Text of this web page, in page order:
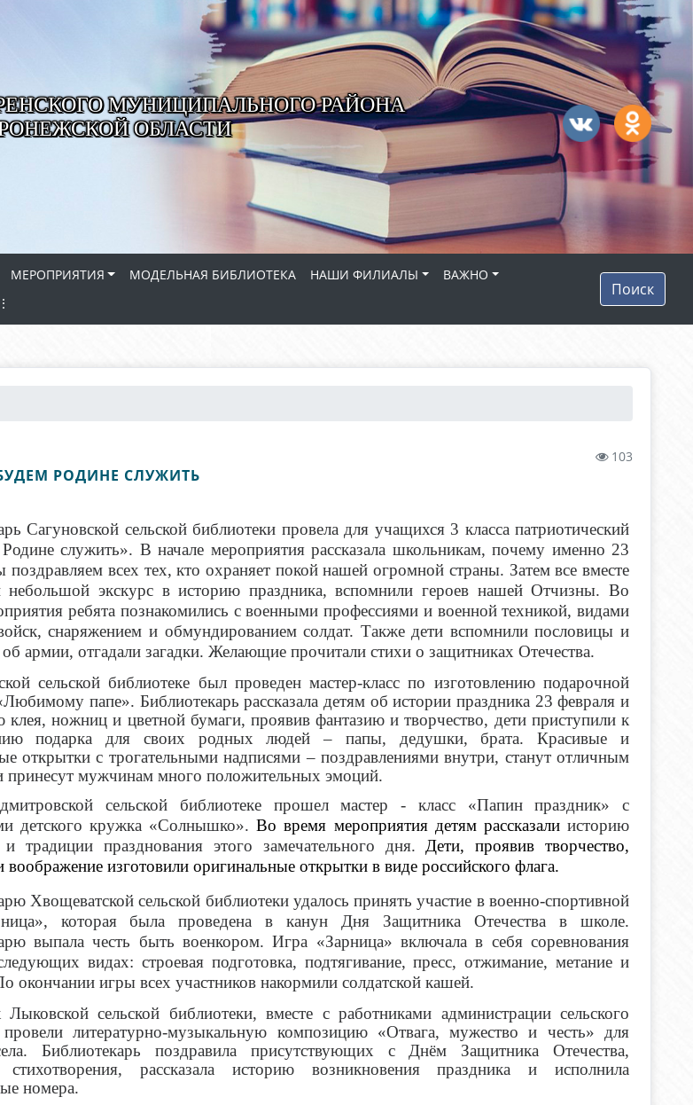
МУНИЦИПАЛЬНОГО РАЙОНА
ОБЛАСТИ
МЕРОПРИЯТИЯ МОДЕЛЬНАЯ БИБЛИОТЕКА НАШИ ФИЛИАЛЫ
ВАЖНО
⋮
Поиск
103
РОДИНЕ СЛУЖИТЬ
Сагуновской сельской библиотеки провела для учащихся 3 класса патриотический
служить». В начале мероприятия рассказала школьникам, почему именно 23
поздравляем всех тех, кто охраняет покой нашей огромной страны. Затем все вместе
небольшой экскурс в историю праздника, вспомнили героев нашей Отчизны. Во
ребята познакомились с военными профессиями и военной техникой, видами
снаряжением и обмундированием солдат. Также дети вспомнили пословицы и
армии, отгадали загадки. Желающие прочитали стихи о защитниках Отечества.
сельской библиотеке был проведен мастер-класс по изготовлению подарочной
папе». Библиотекарь рассказала детям об истории праздника 23 февраля и
ножниц и цветной бумаги, проявив фантазию и творчество, дети приступили к
подарка для своих родных людей – папы, дедушки, брата. Красивые и
открытки с трогательными надписями – поздравлениями внутри, станут отличным
принесут мужчинам много положительных эмоций.
сельской библиотеке прошел мастер - класс «Папин праздник» с
детского кружка «Солнышко».Во время мероприятия детям рассказалиисторию
и традиции празднования этого замечательного дня. Дети, проявив творчество,
воображение изготовили оригинальные открытки в виде российского флага.
Хвощеватской сельской библиотеки удалось принять участие в военно-спортивной
которая была проведена в канун Дня Защитника Отечества в школе.
выпала честь быть военкором. Игра «Зарница» включала в себя соревнования
видах: строевая подготовка, подтягивание, пресс, отжимание, метание и
окончании игры всех участников накормили солдатской кашей.
Лыковской сельской библиотеки, вместе с работниками администрации сельского
провели литературно-музыкальную композицию «Отвага, мужество и честь» для
Библиотекарь поздравила присутствующих с Днём Защитника Отечества,
стихотворения, рассказала историю возникновения праздника и исполнила
номера.